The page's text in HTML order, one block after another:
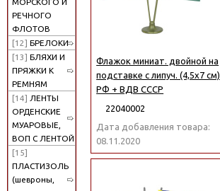
МОРСКОГО И
РЕЧНОГО
ФЛОТОВ
[12] БРЕЛОКИ
[13] БЛЯХИ И
ПРЯЖКИ К
РЕМНЯМ
[14] ЛЕНТЫ
ОРДЕНСКИЕ
МУАРОВЫЕ,
ВОП С ЛЕНТОЙ
[15]
ПЛАСТИЗОЛЬ
(шевроны,
Флажок миниат. двойной на
подставке с липуч. (4,5х7 см)
РФ + ВДВ СССР
22040002
Дата добавления товара:
08.11.2020